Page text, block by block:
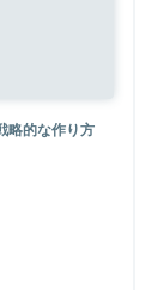
略的な作り方